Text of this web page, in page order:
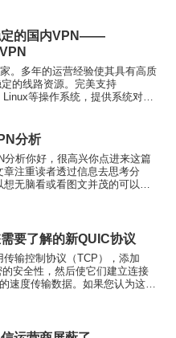
。新的指南添加到了Golden...
定的国内VPN——
。多年的运营经验使其具有高质
的线路资源。完美支持
等操作系统，提供系统对应
分析
分析你好，很高兴你点进来这篇
章注重读者透过信息去思考分
想无脑看或看图文并茂的可以点
者决定，再来文...
要了解的新QUIC协议
传输控制协议（TCP），添加
安全性，然后使它们建立连接
速度传输数据。如果您认为这是